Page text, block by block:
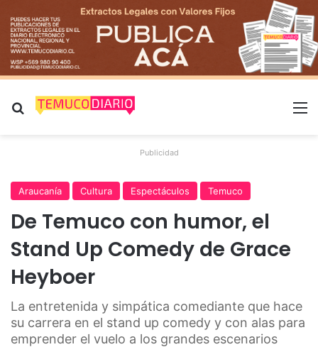
Buscar por
Publicidad
Araucanía Cultura Espectáculos Temuco
De Temuco con humor, el
Stand Up Comedy de Grace
Heyboer
La entretenida y simpática comediante que hace
su carrera en el stand up comedy y con alas para
emprender el vuelo a los grandes escenarios